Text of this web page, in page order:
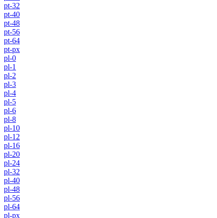
pt-32
pt-40
pt-48
pt-56
pt-64
pt-px
pl-0
pl-1
pl-2
pl-3
pl-4
pl-5
pl-6
pl-8
pl-10
pl-12
pl-16
pl-20
pl-24
pl-32
pl-40
pl-48
pl-56
pl-64
pl-px